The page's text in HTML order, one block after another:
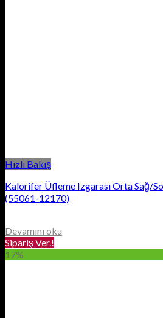
Hızlı Bakış
Kalorifer Üfleme Izgarası Orta Sağ/
(55061-12170)
Devamını oku
Sipariş Ver.!
17%